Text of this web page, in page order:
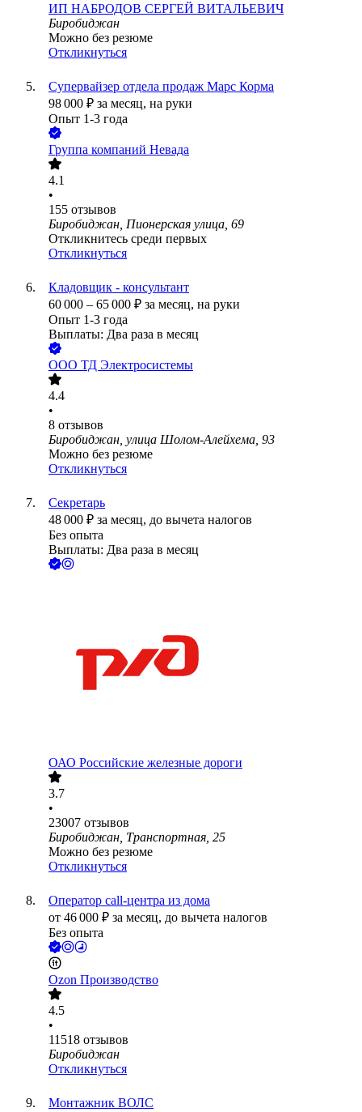
ИП НАБРОДОВ СЕРГЕЙ ВИТАЛЬЕВИЧ
Биробиджан
Можно без резюме
Откликнуться
Супервайзер отдела продаж Марс Корма
98 000 ₽ за месяц, на руки
Опыт 1-3 года
Группа компаний Невада
4.1
•
155 отзывов
Биробиджан, Пионерская улица, 69
Откликнитесь среди первых
Откликнуться
Кладовщик - консультант
60 000 – 65 000 ₽ за месяц, на руки
Опыт 1-3 года
Выплаты: Два раза в месяц
ООО ТД Электросистемы
4.4
•
8 отзывов
Биробиджан, улица Шолом-Алейхема, 93
Можно без резюме
Откликнуться
Секретарь
48 000 ₽ за месяц, до вычета налогов
Без опыта
Выплаты: Два раза в месяц
ОАО Российские железные дороги
3.7
•
23007 отзывов
Биробиджан, Транспортная, 25
Можно без резюме
Откликнуться
Оператор call-центра из дома
от 46 000 ₽ за месяц, до вычета налогов
Без опыта
Ozon Производство
4.5
•
11518 отзывов
Биробиджан
Откликнуться
Монтажник ВОЛС